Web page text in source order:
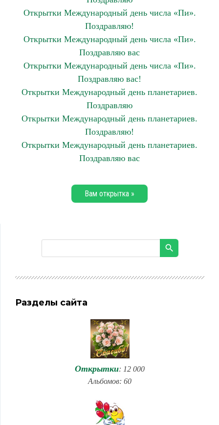
Открытки Международный день числа «Пи».
Поздравляю!
Открытки Международный день числа «Пи».
Поздравляю вас
Открытки Международный день числа «Пи».
Поздравляю вас!
Открытки Международный день планетариев.
Поздравляю
Открытки Международный день планетариев.
Поздравляю!
Открытки Международный день планетариев.
Поздравляю вас
Вам открытка »
Разделы сайта
Открытки: 12 000
Альбомов: 60